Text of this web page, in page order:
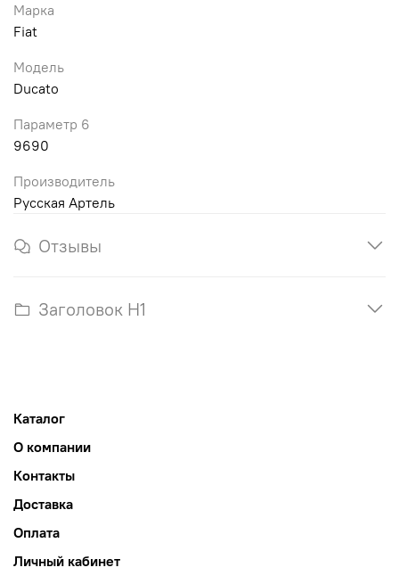
Марка
Fiat
Модель
Ducato
Параметр 6
9690
Производитель
Русская Артель
Отзывы
Заголовок H1
Каталог
О компании
Контакты
Доставка
Оплата
Личный кабинет